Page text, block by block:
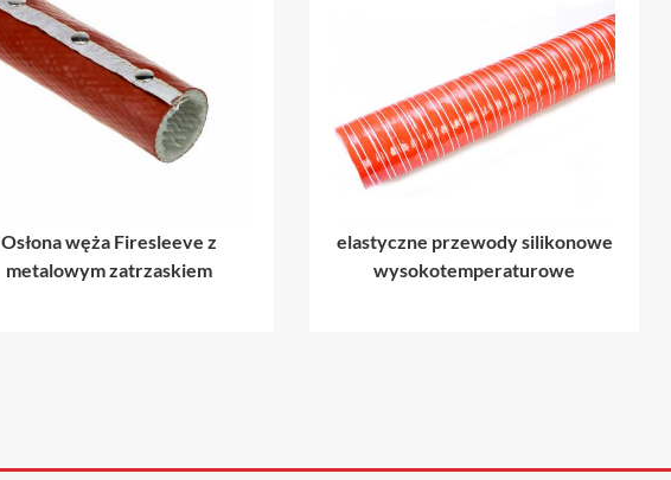
Osłona węża Firesleeve z
metalowym zatrzaskiem
elastyczne przewody silikonowe
wysokotemperaturowe